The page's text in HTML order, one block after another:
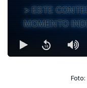
ESTE
MOMENTO